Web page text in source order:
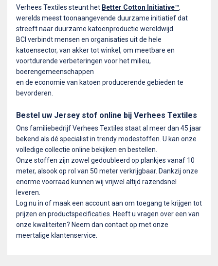
Verhees Textiles steunt het Better Cotton Initiative™,
werelds meest toonaangevende duurzame initiatief dat
streeft naar duurzame katoenproductie wereldwijd.
BCI verbindt mensen en organisaties uit de hele
katoensector, van akker tot winkel, om meetbare en
voortdurende verbeteringen voor het milieu,
boerengemeenschappen
en de economie van katoen producerende gebieden te
bevorderen.
Bestel uw Jersey stof online bij Verhees Textiles
Ons familiebedrijf Verhees Textiles staat al meer dan 45 jaar
bekend als dé specialist in trendy modestoffen. U kan onze
volledige collectie online bekijken en bestellen.
Onze stoffen zijn zowel gedoubleerd op plankjes vanaf 10
meter, alsook op rol van 50 meter verkrijgbaar. Dankzij onze
enorme voorraad kunnen wij vrijwel altijd razendsnel
leveren.
Log nu in of maak een account aan om toegang te krijgen tot
prijzen en productspecificaties. Heeft u vragen over een van
onze kwaliteiten? Neem dan contact op met onze
meertalige klantenservice.